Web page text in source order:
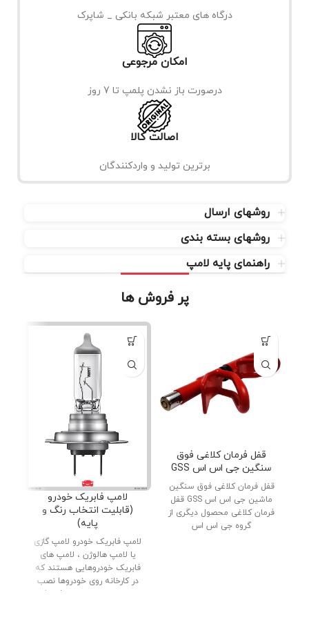
درگاه های معتبر شبکه بانکی _ شاپرک
امکان مرجوعی
درصورت باز نشدن پلمپ تا 7 روز
اصالت کالا
برترین تولید و واردکنندگان
روشهای ارسال
روشهای بسته بندی
راهنمای پایه لامپ
پر فروش ها
قفل فرمان کلاغی فوق
سنگین جی اس اس GSS
قفل فرمان کلاغی فوق سنگین
ماشین جی اس اس GSS قفل
فرمان کلاغی محصول دیگری از
گروه جی اس اس
لامپ فابریک خودرو
(قابلیت انتخاب رنگ و
پایه)
لامپ فابریک خودرو لامپ گازی
یا لامپ هالوژن ، لامپ های
فابریک خودروهایی هستند که
در کارخانه روی خودروها نصب
می شوند. لامپ های فابریک